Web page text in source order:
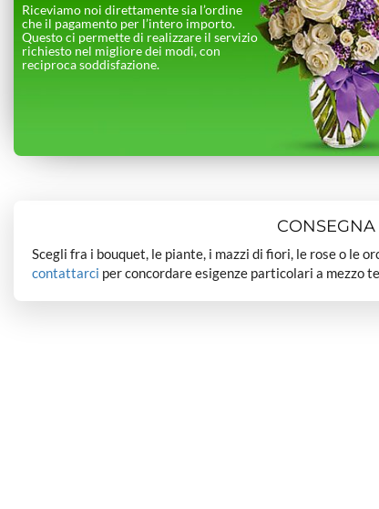
Riceviamo noi direttamente sia l’ordine
che il pagamento per l’intero importo.
Questo ci permette di realizzare il servizio
richiesto nel migliore dei modi, con
reciproca soddisfazione.
Scegli fra i bouquet, le piante, i mazzi di fiori, le rose o le
contattarci per concordare esigenze particolari a mezzo